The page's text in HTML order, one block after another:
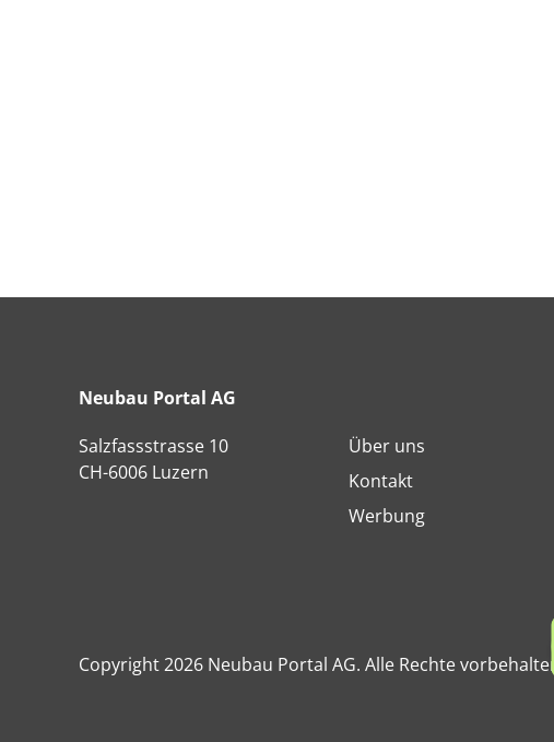
Neubau Portal AG
Salzfassstrasse 10
CH-6006 Luzern
Über uns
Kontakt
Werbung
Copyright 2026 Neubau Portal AG. Alle Rechte vorbehalten.